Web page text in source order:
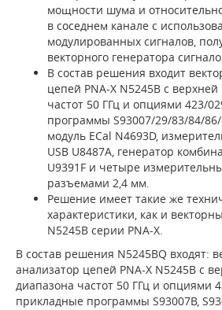
мощности шума и
в соседнем канале с
модулированных сигналов,
векторного генератора
В состав решения входит
цепей PNA-X N5245B с
частот 50 ГГц и опциями 423/
программы S93007/29/83/84/86/
модуль ECal N4693D,
USB U8487A, генератор
U9391F и четыре
разъемами 2,4 мм.
Решение имеет такие же
характеристики, как и
N5245B серии PNA-X.
В состав решения N5245BQ входят:
анализатор цепей PNA-X N5245B с
диапазона частот 50 ГГц и опциями
прикладные программы S93007B,